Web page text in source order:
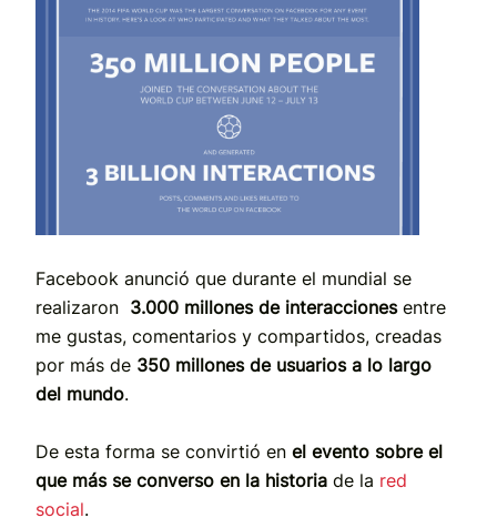
Facebook anunció que durante el mundial se
realizaron 3.000 millones de interaccionesentre
me gustas, comentarios y compartidos, creadas
por más de 350 millones de usuarios a lo largo
del mundo.
De esta forma se convirtió en el evento sobre el
que más se converso en la historia de la red
social.